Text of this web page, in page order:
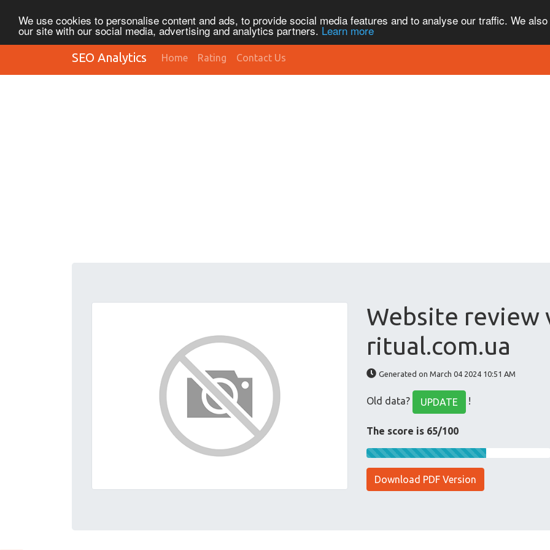
We use cookies to personalise content and ads, to provide social media features and to analyse our traffic. We
our site with our social media, advertising and analytics partners. Learn more
SEO Analytics Home Rating Contact Us
Website review
ritual.com.ua
Generated on March 04 2024 10:51 AM
Old data? UPDATE !
The score is 65/100
Download PDF Version